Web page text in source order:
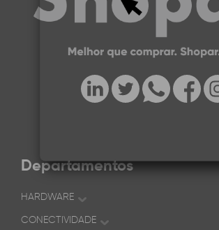
Departamentos
HARDWARE
CONECTIVIDADE